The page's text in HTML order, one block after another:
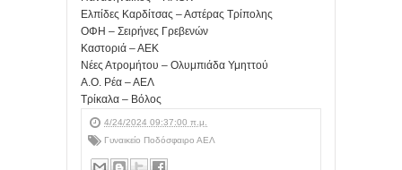
Ελπίδες Καρδίτσας – Αστέρας Τρίπολης
ΟΦΗ – Σειρήνες Γρεβενών
Καστοριά – ΑΕΚ
Νέες Ατρομήτου – Ολυμπιάδα Υμηττού
Α.Ο. Ρέα – ΑΕΛ
Τρίκαλα – Βόλος
4/24/2024 09:37:00 π.μ.
Γυναικείο Ποδόσφαιρο ΑΕΛ